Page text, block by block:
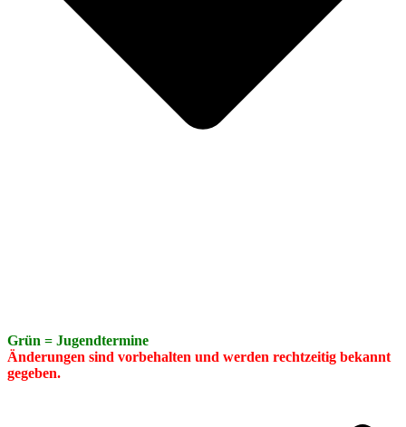
Grün = Jugendtermine
Änderungen sind vorbehalten und werden rechtzeitig bekannt
gegeben.